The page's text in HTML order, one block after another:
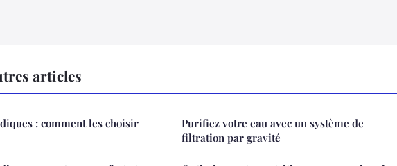
articles
: comment les choisir
Purifiez votre eau avec un système de
filtration par gravité